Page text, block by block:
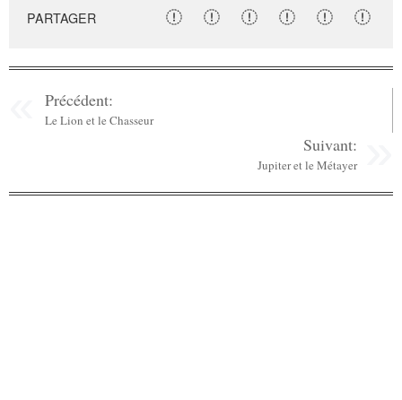
PARTAGER
Précédent:
Le Lion et le Chasseur
Suivant:
Jupiter et le Métayer